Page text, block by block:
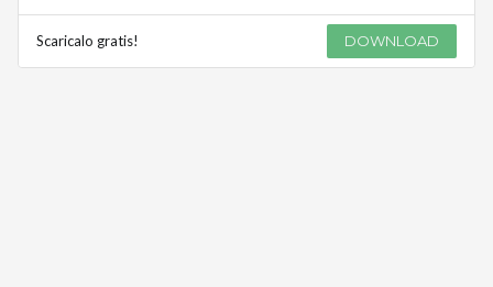
Scaricalo gratis! DOWNLOAD